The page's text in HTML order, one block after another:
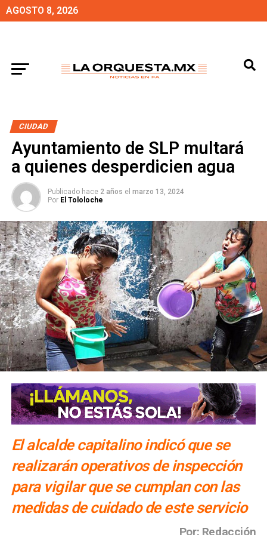
AGOSTO 8, 2026
CIUDAD
Ayuntamiento de SLP multará
a quienes desperdicien agua
Publicado hace 2 años el marzo 13, 2024
Por El Tololoche
El alcalde capitalino indicó que se
realizarán operativos de inspección
para vigilar que se cumplan con las
medidas de cuidado de este servicio
Por: Redacción